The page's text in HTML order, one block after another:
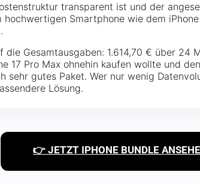
transparent ist und der
Smartphone wie dem
Gesamtausgaben: 1.614,70 € über 24
17 Pro Max ohnehin kaufen wollte und
sehr gutes Paket. Wer nur wenig
Lösung.
👉 JETZT IPHONE BUNDLE